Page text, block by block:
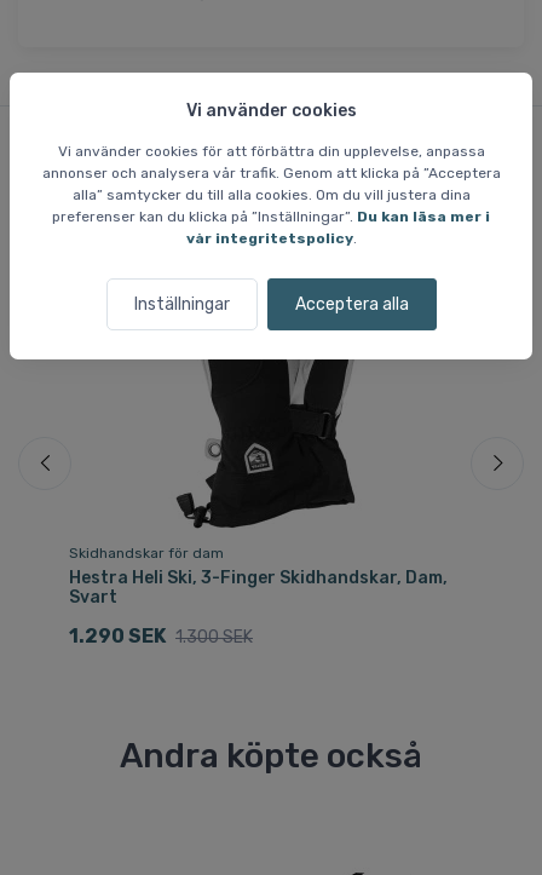
Vi använder cookies
Vi använder cookies för att förbättra din upplevelse, anpassa
annonser och analysera vår trafik. Genom att klicka på ”Acceptera
alla” samtycker du till alla cookies. Om du vill justera dina
preferenser kan du klicka på ”Inställningar”. Du kan läsa mer i
vår integritetspolicy.
Inställningar Acceptera alla
Liknande varor
Skidhandskar för dam
Hestra Heli Ski, 3-Finger Skidhandskar, Dam,
Svart
1.290 SEK 1.300 SEK
Andra köpte också